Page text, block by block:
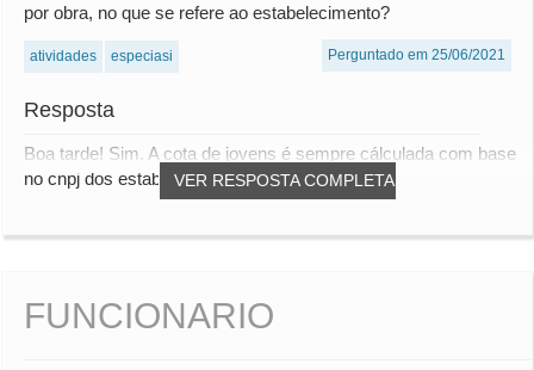
por obra, no que se refere ao estabelecimento?
atividades especiasi Perguntado em 25/06/2021
Resposta
VER RESPOSTA COMPLETA
Boa tarde! Sim. A cota de jovens é sempre cálculada com base
no cnpj dos estabelecimentos.
FUNCIONARIO